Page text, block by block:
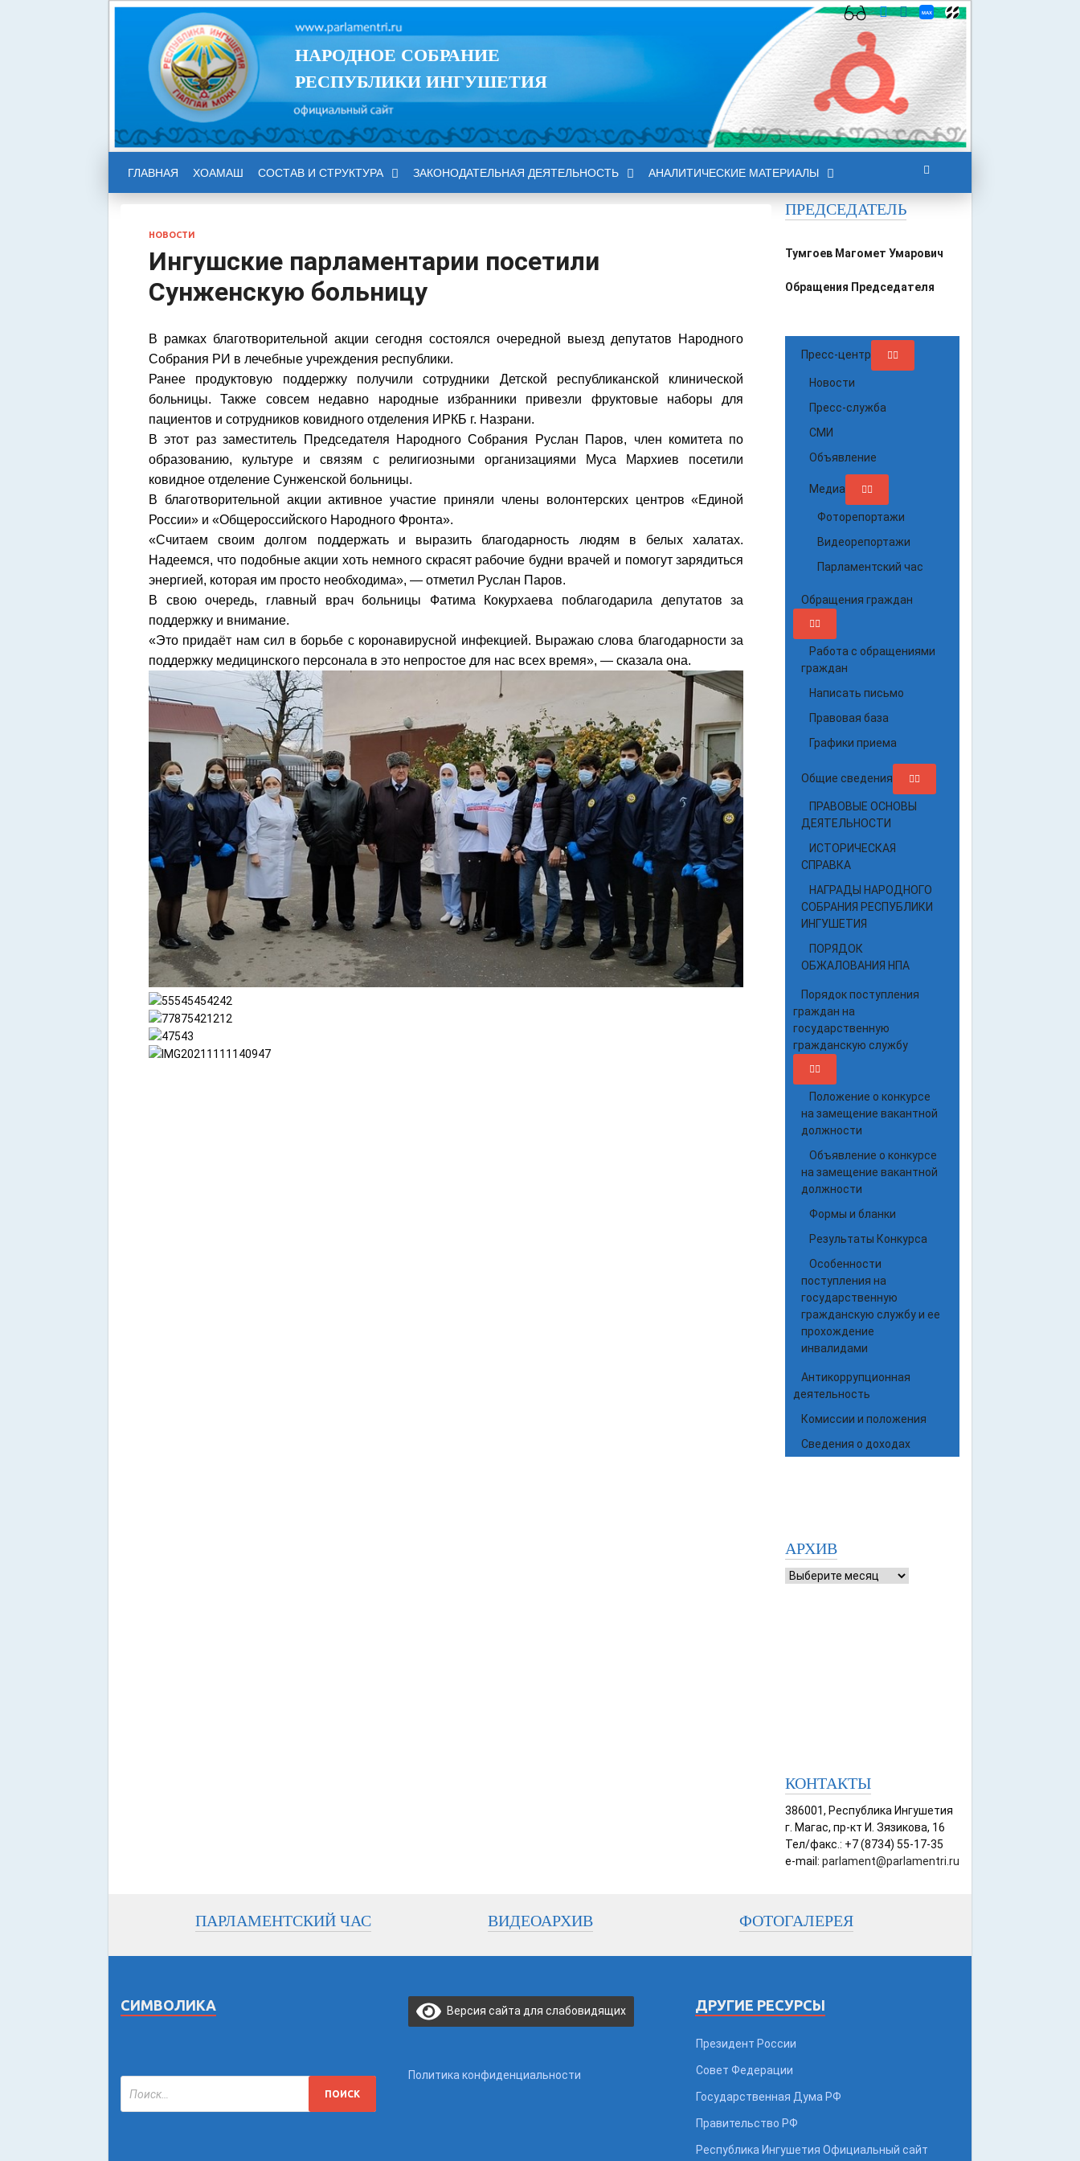
НАРОДНОЕ СОБРАНИЕ
РЕСПУБЛИКИ ИНГУШЕТИЯ
ГЛАВНАЯ ХОАМАШ СОСТАВ И СТРУКТУРА ЗАКОНОДАТЕЛЬНАЯ ДЕЯТЕЛЬНОСТЬ АНАЛИТИЧЕСКИЕ МАТЕРИАЛЫ
НОВОСТИ
Ингушские парламентарии посетили
Сунженскую больницу
В рамках благотворительной акции сегодня состоялся очередной выезд депутатов Народного
Собрания РИ в лечебные учреждения республики.
Ранее продуктовую поддержку получили сотрудники Детской республиканской клинической
больницы. Также совсем недавно народные избранники привезли фруктовые наборы для
пациентов и сотрудников ковидного отделения ИРКБ г. Назрани.
В этот раз заместитель Председателя Народного Собрания Руслан Паров, член комитета по
образованию, культуре и связям с религиозными организациями Муса Мархиев посетили
ковидное отделение Сунженской больницы.
В благотворительной акции активное участие приняли члены волонтерских центров «Единой
России» и «Общероссийского Народного Фронта».
«Считаем своим долгом поддержать и выразить благодарность людям в белых халатах.
Надеемся, что подобные акции хоть немного скрасят рабочие будни врачей и помогут зарядиться
энергией, которая им просто необходима», — отметил Руслан Паров.
В свою очередь, главный врач больницы Фатима Кокурхаева поблагодарила депутатов за
поддержку и внимание.
«Это придаёт нам сил в борьбе с коронавирусной инфекцией. Выражаю слова благодарности за
поддержку медицинского персонала в это непростое для нас всех время», — сказала она.
ПРЕДСЕДАТЕЛЬ
Тумгоев Магомет Умарович
Обращения Председателя
Пресс-центр
Новости
Пресс-служба
СМИ
Объявление
Медиа
Фоторепортажи
Видеорепортажи
Парламентский час
Обращения граждан
Работа с обращениями
граждан
Написать письмо
Правовая база
Графики приема
Общие сведения
ПРАВОВЫЕ ОСНОВЫ
ДЕЯТЕЛЬНОСТИ
ИСТОРИЧЕСКАЯ
СПРАВКА
НАГРАДЫ НАРОДНОГО
СОБРАНИЯ РЕСПУБЛИКИ
ИНГУШЕТИЯ
ПОРЯДОК
ОБЖАЛОВАНИЯ НПА
Порядок поступления
граждан на
государственную
гражданскую службу
Положение о конкурсе
на замещение вакантной
должности
Объявление о конкурсе
на замещение вакантной
должности
Формы и бланки
Результаты Конкурса
Особенности
поступления на
государственную
гражданскую службу и ее
прохождение
инвалидами
Антикоррупционная
деятельность
Комиссии и положения
Сведения о доходах
АРХИВ
КОНТАКТЫ
386001, Республика Ингушетия
г. Магас, пр-кт И. Зязикова, 16
Тел/факс.: +7 (8734) 55-17-35
e-mail: parlament@parlamentri.ru
ПАРЛАМЕНТСКИЙ ЧАС ВИДЕОАРХИВ ФОТОГАЛЕРЕЯ
СИМВОЛИКА Версия сайта для слабовидящих
Политика конфиденциальности
ДРУГИЕ РЕСУРСЫ
Президент России
Совет Федерации
Государственная Дума РФ
Правительство РФ
Республика Ингушетия Официальный сайт